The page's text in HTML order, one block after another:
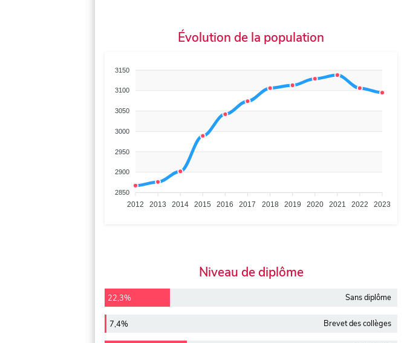
Évolution de la population
3150
3100
3050
3000
2950
2900
2850
2012 2013 2014 2015 2016 2017 2018 2019 2020 2021 2022 2023
Niveau de diplôme
22,3% Sans diplôme
7,4% Brevet des collèges